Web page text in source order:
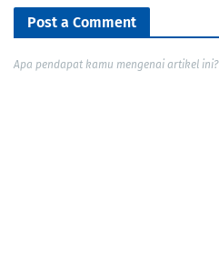
Post a Comment
Apa pendapat kamu mengenai artikel ini?